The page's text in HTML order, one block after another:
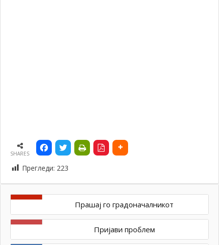
SHARES
Прегледи: 223
Прашај го градоначалникот
Пријави проблем